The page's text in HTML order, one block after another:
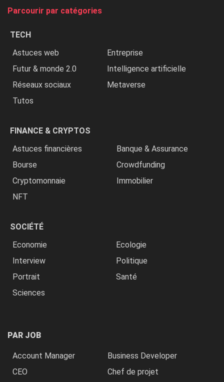
Parcourir par catégories
TECH
Astuces web
Entreprise
Futur & monde 2.0
Intelligence artificielle
Réseaux sociaux
Metaverse
Tutos
FINANCE & CRYPTOS
Astuces financières
Banque & Assurance
Bourse
Crowdfunding
Cryptomonnaie
Immobilier
NFT
SOCIÉTÉ
Economie
Ecologie
Interview
Politique
Portrait
Santé
Sciences
PAR JOB
Account Manager
Business Developer
CEO
Chef de projet